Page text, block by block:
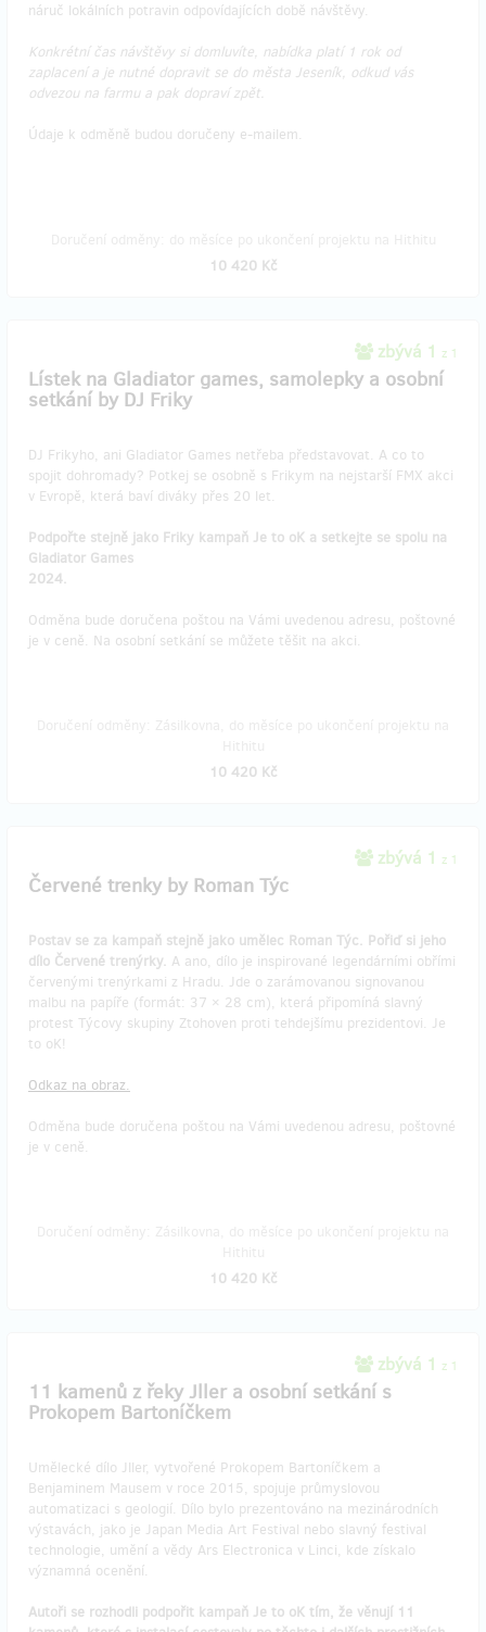
náruč lokálních potravin odpovídajících době návštěvy.
Konkrétní čas návštěvy si domluvíte, nabídka platí 1 rok od
zaplacení a je nutné dopravit se do města Jeseník, odkud vás
odvezou na farmu a pak dopraví zpět.
Údaje k odměně budou doručeny e-mailem.
10 420 Kč
zbývá 1 z 1
Lístek na Gladiator games, samolepky a osobní
setkání by DJ Friky
DJ Frikyho, ani Gladiator Games netřeba představovat. A co to
spojit dohromady? Potkej se osobně s Frikym na nejstarší FMX akci
v Evropě, která baví diváky přes 20 let.
Podpořte stejně jako Friky kampaň Je to oK a setkejte se spolu na
Gladiator Games
2024.
Odměna bude doručena poštou na Vámi uvedenou adresu, poštovné
je v ceně. Na osobní setkání se můžete těšit na akci.
10 420 Kč
zbývá 1 z 1
Červené trenky by Roman Týc
Postav se za kampaň stejně jako umělec Roman Týc. Pořiď si jeho
dílo Červené trenýrky. A ano, dílo je inspirované legendárními obřími
červenými trenýrkami z Hradu. Jde o zarámovanou signovanou
malbu na papíře (formát: 37 × 28 cm), která připomíná slavný
protest Týcovy skupiny Ztohoven proti tehdejšímu prezidentovi. Je
to oK!
Odkaz na obraz.
Odměna bude doručena poštou na Vámi uvedenou adresu, poštovné
je v ceně.
10 420 Kč
zbývá 1 z 1
11 kamenů z řeky Jller a osobní setkání s
Prokopem Bartoníčkem
Umělecké dílo Jller, vytvořené Prokopem Bartoníčkem a
Benjaminem Mausem v roce 2015, spojuje průmyslovou
automatizaci s geologií. Dílo bylo prezentováno na mezinárodních
výstavách, jako je Japan Media Art Festival nebo slavný festival
technologie, umění a vědy Ars Electronica v Linci, kde získalo
významná ocenění.
Autoři se rozhodli podpořit kampaň Je to oK tím, že věnují 11